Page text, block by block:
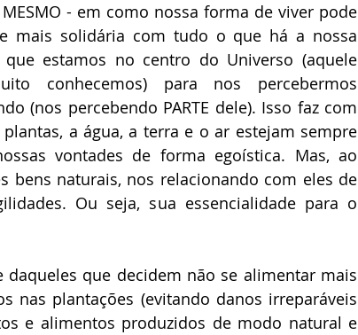
- em como nossa forma de viver pode
mais solidária com tudo o que há a nossa
estamos no centro do Universo (aquele
conhecemos) para nos percebermos
(nos percebendo PARTE dele). Isso faz com
a água, a terra e o ar estejam sempre
vontades de forma egoística. Mas, ao
bens naturais, nos relacionando com eles de
Ou seja, sua essencialidade para o
que decidem não se alimentar mais
nas plantações (evitando danos irreparáveis
e alimentos produzidos de modo natural e